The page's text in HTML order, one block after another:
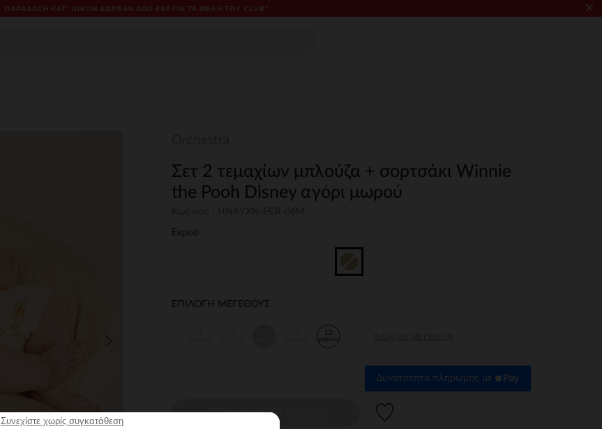
Συνεχίστε χωρίς συγκατάθεση
ΠΑΡΆΔΟΣΗ ΚΑΤ' ΟΊΚΟΝ ΔΩΡΕΑΝ ΑΠΌ €60 ΓΙΑ ΤΑ ΜΈΛΗ ΤΟΥ CLUB* ×
Σετ 2 τεμαχίων μπλούζα + σορτσάκι Winnie
the Pooh Disney αγόρι μωρού
Εκρού
ΕΠΙΛΟΓΗ ΜΕΓΕΘΟΥΣ
12
μηνών
Δυνατότητα πληρωμής με
ΕΠΙΛΟΓΗ ΜΕΓΕΘΟΥΣ